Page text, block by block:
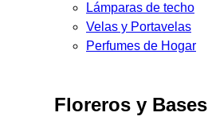
Lámparas de techo
Velas y Portavelas
Perfumes de Hogar
Floreros y Bases